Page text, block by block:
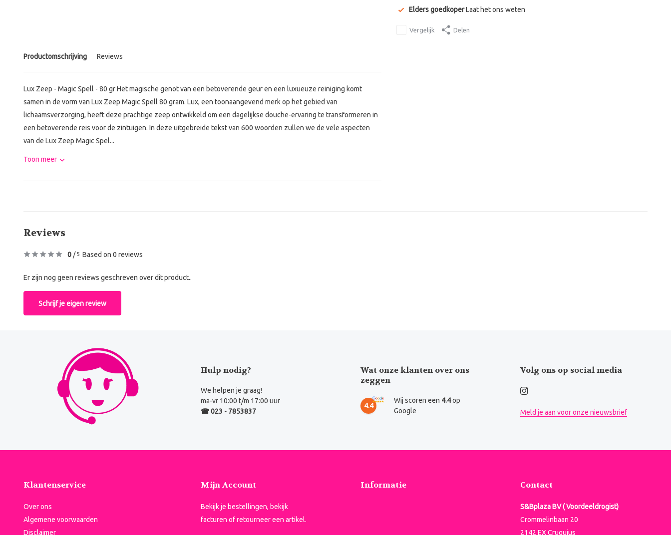
Productomschrijving Reviews
Lux Zeep - Magic Spell - 80 gr Het magische genot van een betoverende geur en een luxueuze reiniging komt
samen in de vorm van Lux Zeep Magic Spell 80 gram. Lux, een toonaangevend merk op het gebied van
lichaamsverzorging, heeft deze prachtige zeep ontwikkeld om een dagelijkse douche-ervaring te transformeren in
een betoverende reis voor de zintuigen. In deze uitgebreide tekst van 600 woorden zullen we de vele aspecten
van de Lux Zeep Magic Spel...
Toon meer
Elders goedkoperLaat het ons weten
Vergelijk Delen
Reviews
0 /5 Based on 0 reviews
Er zijn nog geen reviews geschreven over dit product..
Schrijf je eigen review
Hulp nodig?
We helpen je graag!
ma-vr 10:00 t/m 17:00 uur
☎ 023 - 7853837
Wat onze klanten over ons
zeggen
4.4
Wij scoren een 4.4op
Google
Volg ons op social media
Meld je aan voor onze nieuwsbrief
Klantenservice
Over ons
Algemene voorwaarden
Disclaimer
Mijn Account
Bekijk je bestellingen, bekijk
facturen of retourneer een artikel.
Informatie Contact
S&Bplaza BV ( Voordeeldrogist)
Crommelinbaan 20
2142 EX Cruquius